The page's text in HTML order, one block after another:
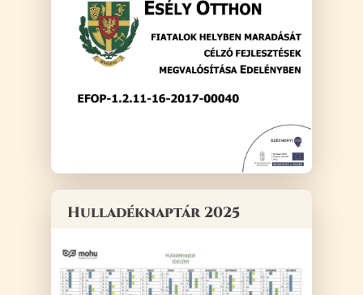
Hulladéknaptár 2025